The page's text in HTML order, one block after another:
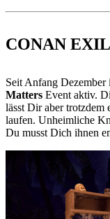
CONAN
Seit Anfang
Matters Event aktiv.
lässt Dir aber trotzdem
laufen. Unheimliche
Du musst Dich ihnen